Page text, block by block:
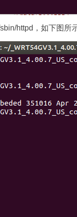
httpd，如下图所